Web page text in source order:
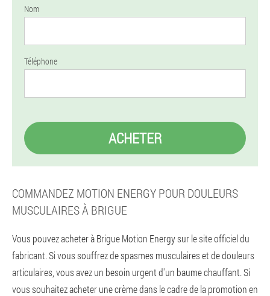
Nom
Téléphone
ACHETER
COMMANDEZ MOTION ENERGY POUR DOULEURS
MUSCULAIRES À BRIGUE
Vous pouvez acheter à Brigue Motion Energy sur le site officiel du
fabricant. Si vous souffrez de spasmes musculaires et de douleurs
articulaires, vous avez un besoin urgent d'un baume chauffant. Si
vous souhaitez acheter une crème dans le cadre de la promotion en